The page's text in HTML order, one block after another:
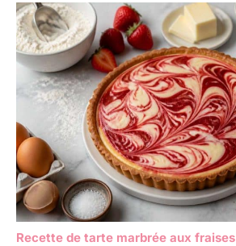
Recette de tarte marbrée aux fraises